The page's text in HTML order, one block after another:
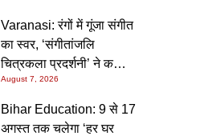
Varanasi: रंगों में गूंजा संगीत
का स्वर, ‘संगीतांजलि
चित्रकला प्रदर्शनी’ ने कला
प्रेमियों को किया मंत्रमुग्ध
August 7, 2026
Bihar Education: 9 से 17
अगस्त तक चलेगा ‘हर घर